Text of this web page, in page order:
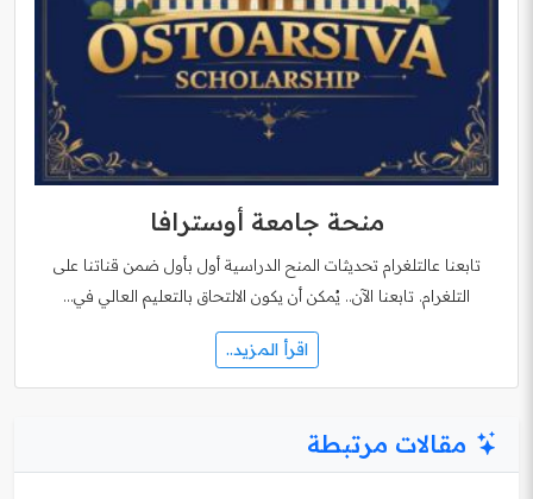
منحة جامعة أوسترافا
تابعنا عالتلغرام تحديثات المنح الدراسية أول بأول ضمن قناتنا على
التلغرام. تابعنا الآن.. يُمكن أن يكون الالتحاق بالتعليم العالي في…
اقرأ المزيد..
مقالات مرتبطة